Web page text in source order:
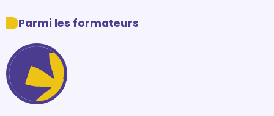
Parmi les formateurs